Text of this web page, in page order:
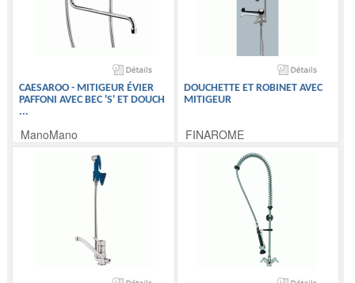
CAESAROO - MITIGEUR ÉVIER
PAFFONI AVEC BEC 'S' ET DOUCH
...
ManoMano
DOUCHETTE ET ROBINET AVEC
MITIGEUR
FINAROME